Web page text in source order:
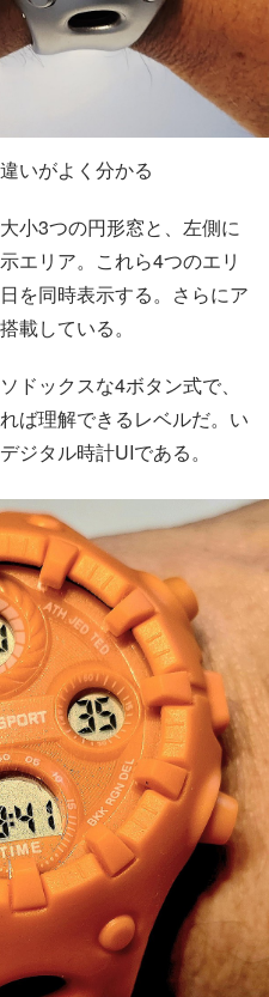
いがよく分かる
小3つの円形窓と、左側に
エリア。これら4つのエリ
を同時表示する。さらにア
載している。
ックスな4ボタン式で、
ば理解できるレベルだ。い
ジタル時計UIである。